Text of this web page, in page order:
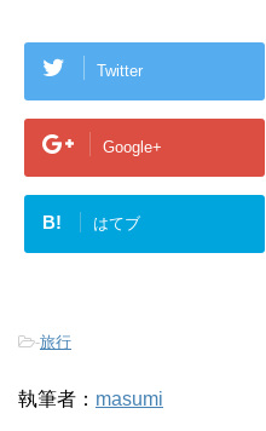
Twitter
Google+
B! はてブ
-旅行
執筆者： masumi